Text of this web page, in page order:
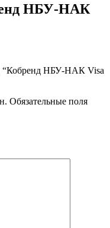
НБУ-НАК
“Кобренд НБУ-НАК Visa
Обязательные поля